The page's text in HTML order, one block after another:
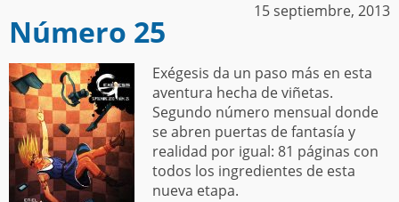
Número 25
15 septiembre, 2013
Exégesis da un paso más en esta
aventura hecha de viñetas.
Segundo número mensual donde
se abren puertas de fantasía y
realidad por igual: 81 páginas con
todos los ingredientes de esta
nueva etapa.